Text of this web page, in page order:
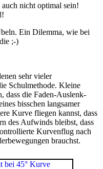
nicht optimal sein!
Ein Dilemma, wie bei
;-)
sehr vieler
Schulmethode. Kleine
dass die Faden-Auslenk-
bisschen langsamer
Kurve fliegen kannst, dass
des Aufwinds bleibst, dass
Kurvenflug nach
brauchst.